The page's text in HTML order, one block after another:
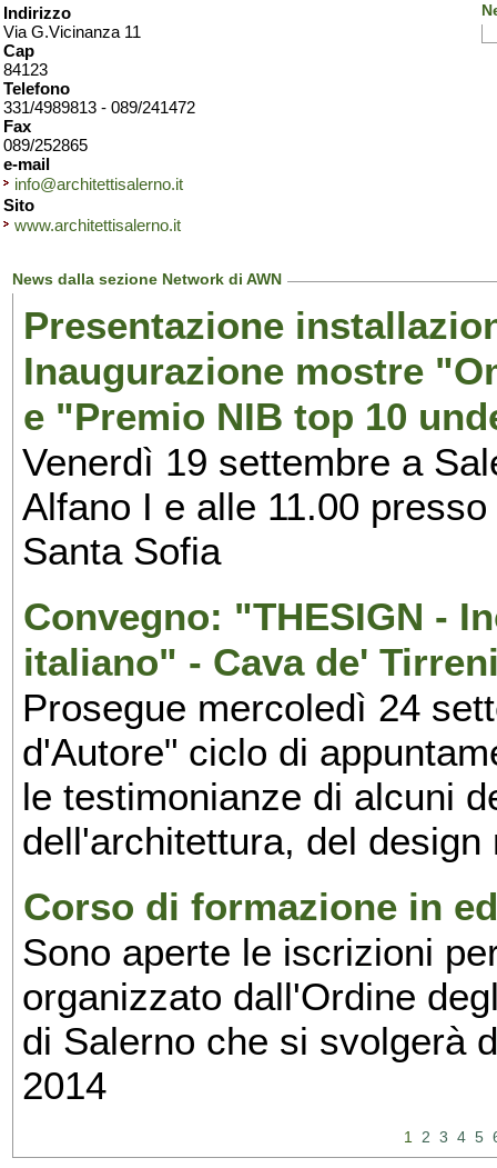
Indirizzo
Via G.Vicinanza 11
Cap
84123
Telefono
331/4989813 - 089/241472
Fax
089/252865
e-mail
info@architettisalerno.it
Sito
www.architettisalerno.it
News dalla sezione Network di AWN
Presentazione
Inaugurazione mostre
e "Premio NIB top 10
Venerdì 19 settembre a
Alfano I e alle 11.00
Santa Sofia
Convegno: "THESIGN -
italiano" - Cava de'
Prosegue mercoledì 24
d'Autore" ciclo di
le testimonianze di alcuni
dell'architettura, del
Corso di formazione in
Sono aperte le iscrizioni
organizzato dall'Ordine
di Salerno che si svolgerà
2014
1 2 3 4 5